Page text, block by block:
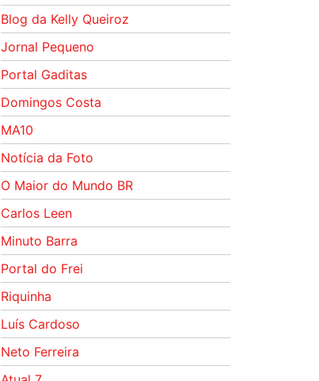
Blog da Kelly Queiroz
Jornal Pequeno
Portal Gaditas
Domingos Costa
MA10
Notícia da Foto
O Maior do Mundo BR
Carlos Leen
Minuto Barra
Portal do Frei
Riquinha
Luís Cardoso
Neto Ferreira